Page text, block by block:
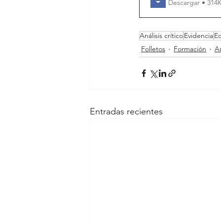
Descargar •
Análisis críticoEvidencia
Folletos
Formación
Entradas recientes